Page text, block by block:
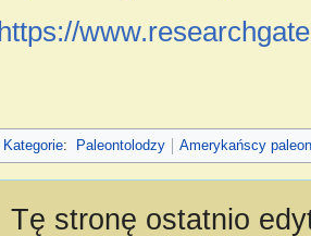
https://
Kategorie: Paleontolodzy Amerykańscy
Tę stronę ostatnio